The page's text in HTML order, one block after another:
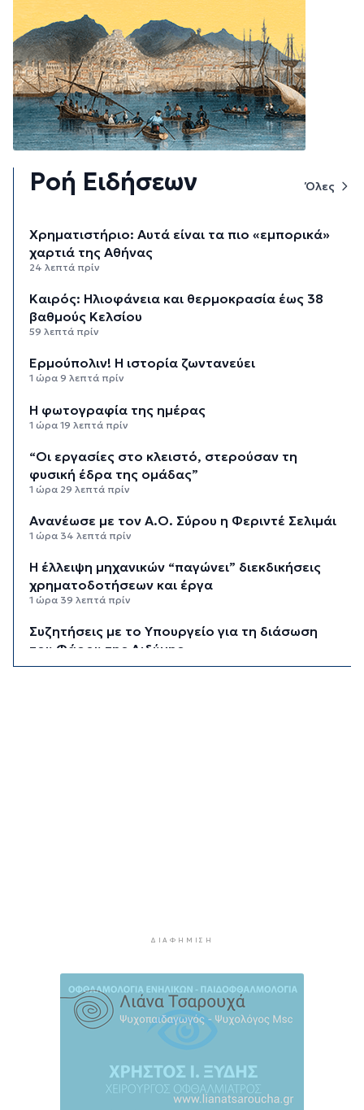
Ροή Ειδήσεων Όλες
Χρηματιστήριο: Αυτά είναι τα πιο «εμπορικά»
χαρτιά της Αθήνας
24 λεπτά πρίν
Καιρός: Ηλιοφάνεια και θερμοκρασία έως 38
βαθμούς Κελσίου
59 λεπτά πρίν
Ερμούπολιν! Η ιστορία ζωντανεύει
1 ώρα 9 λεπτά πρίν
Η φωτογραφία της ημέρας
1 ώρα 19 λεπτά πρίν
“Οι εργασίες στο κλειστό, στερούσαν τη
φυσική έδρα της ομάδας”
1 ώρα 29 λεπτά πρίν
Ανανέωσε με τον Α.Ο. Σύρου η Φεριντέ Σελιμάι
1 ώρα 34 λεπτά πρίν
Η έλλειψη μηχανικών “παγώνει” διεκδικήσεις
χρηματοδοτήσεων και έργα
1 ώρα 39 λεπτά πρίν
Συζητήσεις με το Υπουργείο για τη διάσωση
του Φάρου της Διδύμης
1 ώρα 44 λεπτά πρίν
ΔΙΑΦΉΜΙΣΗ